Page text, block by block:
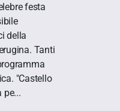
festa
della
Tanti
"Castello
pe...